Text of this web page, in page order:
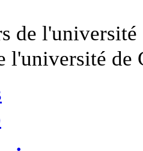
de
l'université